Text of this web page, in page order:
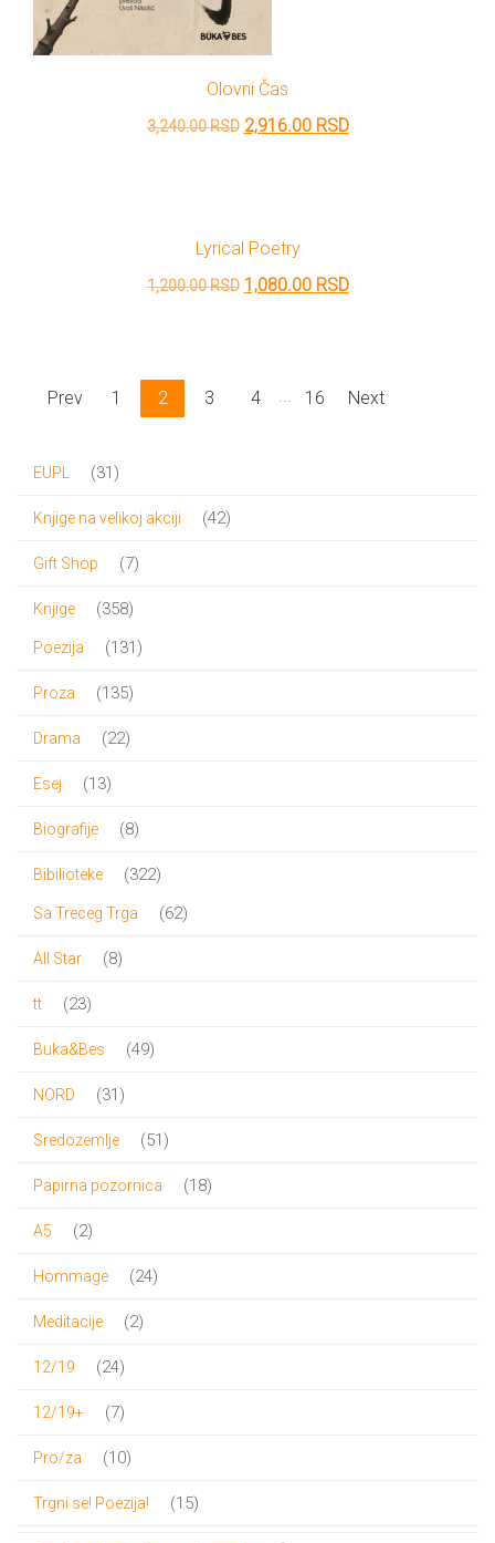
Olovni Čas
3,240.00RSD Originalna
3,240.00 RSD.
2,916.00 RSDTrenutna
Lyrical Poetry
1,200.00RSD Originalna
1,080.00 RSDTrenutna
Prev 1 2 3 4 ... 16 Next
EUPL 3131
Knjige na velikoj akciji 4242
Gift Shop 77
Knjige 358358
proizvoda
Poezija 131131
Proza 135135
Drama 2222
Esej 1313
Biografije 88
Bibilioteke 322322
proizvoda
Sa Treceg Trga 6262
All Star 88
tt 2323
Buka&Bes 4949
NORD 3131
Sredozemlje 5151
Papirna pozornica 1818
A5 22
Hommage 2424
Meditacije 22
12/19 2424
12/19+ 77
Pro/za 1010
Trgni se! Poezija! 1515